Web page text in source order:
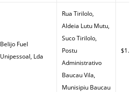
Belijo Fuel
Unipessoal, Lda
Rua Tirilolo,
Aldeia Lutu Mutu,
Suco Tirilolo,
Postu
Administrativo
Baucau Vila,
Munisipiu Baucau
$1.50